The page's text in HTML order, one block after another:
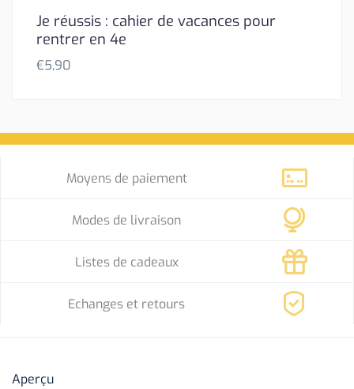
Je réussis : cahier de vacances pour
rentrer en 4e
€5,90
Moyens de paiement
Modes de livraison
Listes de cadeaux
Echanges et retours
Aperçu